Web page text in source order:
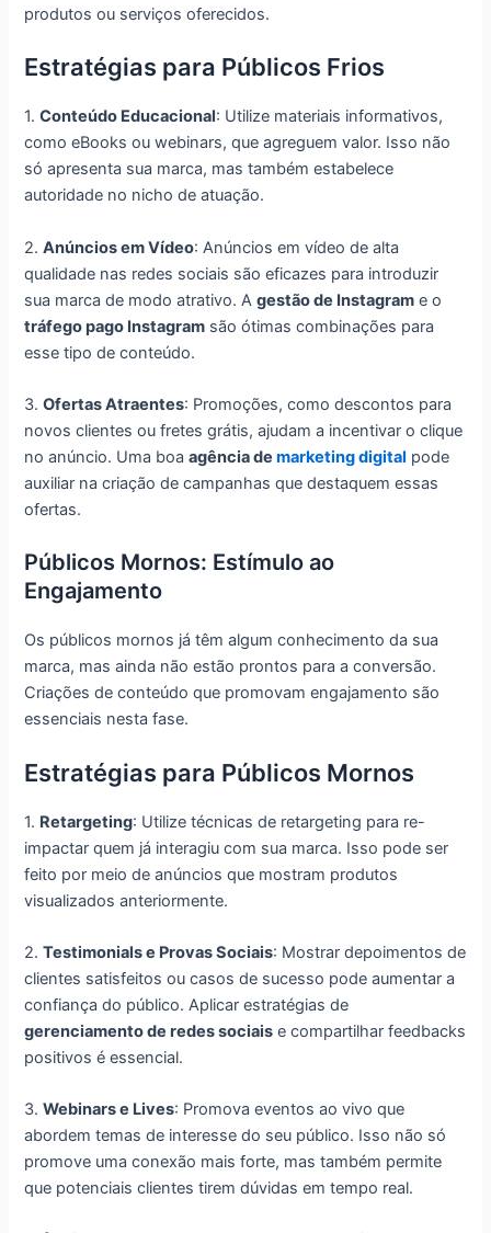
produtos ou serviços oferecidos.
Estratégias para Públicos Frios
1.Conteúdo Educacional: Utilize materiais informativos,
como eBooks ou webinars, que agreguem valor. Isso não
só apresenta sua marca, mas também estabelece
autoridade no nicho de atuação.
2.Anúncios em Vídeo: Anúncios em vídeo de alta
qualidade nas redes sociais são eficazes para introduzir
sua marca de modo atrativo. Agestão de Instagram e o
tráfego pago Instagram são ótimas combinações para
esse tipo de conteúdo.
3.Ofertas Atraentes: Promoções, como descontos para
novos clientes ou fretes grátis, ajudam a incentivar o clique
no anúncio. Uma boaagência demarketing digital pode
auxiliar na criação de campanhas que destaquem essas
ofertas.
Públicos Mornos: Estímulo ao
Engajamento
Os públicos mornos já têm algum conhecimento da sua
marca, mas ainda não estão prontos para a conversão.
Criações de conteúdo que promovam engajamento são
essenciais nesta fase.
Estratégias para Públicos Mornos
1. Retargeting: Utilize técnicas de retargeting para re-
impactar quem já interagiu com sua marca. Isso pode ser
feito por meio de anúncios que mostram produtos
visualizados anteriormente.
2.Testimonials e Provas Sociais: Mostrar depoimentos de
clientes satisfeitos ou casos de sucesso pode aumentar a
confiança do público. Aplicar estratégias de
gerenciamento de redes sociais e compartilhar feedbacks
positivos é essencial.
3.Webinars e Lives: Promova eventos ao vivo que
abordem temas de interesse do seu público. Isso não só
promove uma conexão mais forte, mas também permite
que potenciais clientes tirem dúvidas em tempo real.